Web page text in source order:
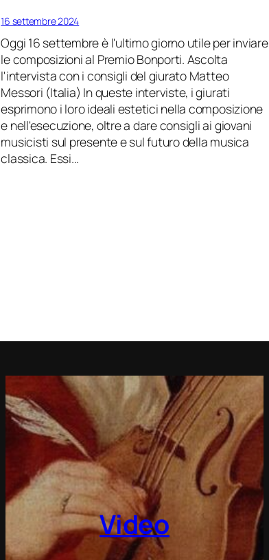
16 settembre 2024
Oggi 16 settembre è l'ultimo giorno utile per inviare
le composizioni al Premio Bonporti. Ascolta
l'intervista con i consigli del giurato Matteo
Messori (Italia) In queste interviste, i giurati
esprimono i loro ideali estetici nella composizione
e nell'esecuzione, oltre a dare consigli ai giovani
musicisti sul presente e sul futuro della musica
classica. Essi...
Video